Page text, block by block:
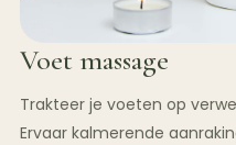
Voet massage
Trakteer je voeten op
Ervaar kalmerende